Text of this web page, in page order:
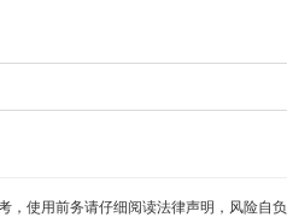
，使用前务请仔细阅读法律声明 ，风险自负